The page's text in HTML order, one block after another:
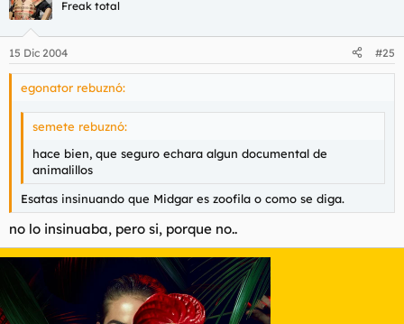
Freak total
15 Dic 2004 #25
egonator rebuznó:
semete rebuznó:
hace bien, que seguro echara algun documental de
animalillos
Esatas insinuando que Midgar es zoofila o como se diga.
no lo insinuaba, pero si, porque no..